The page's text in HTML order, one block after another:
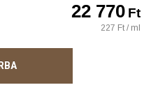
22 770Ft
227 Ft / ml